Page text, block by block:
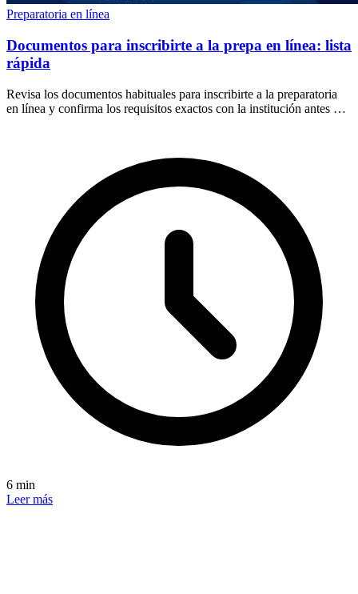
Preparatoria en línea
Documentos para inscribirte a la prepa en línea: lista
rápida
Revisa los documentos habituales para inscribirte a la preparatoria
en línea y confirma los requisitos exactos con la institución antes de
6 min
Leer más